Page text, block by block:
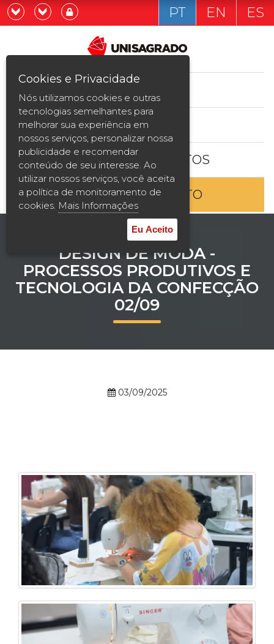
Graduação
Pós-graduação e MBA
Curta Duração
Vestibular
2ª Graduação
Transferência
Reingresso
Prouni
Desconto de pontualidade
Biblioteca
UATI
Já sou estudande
Quero ser estudante
PT EN ES
ESTUDE AQUI
BOLSAS E DESCONTOS
ENTRE EM CONTATO
DESIGN DE MODA -
PROCESSOS PRODUTIVOS E
TECNOLOGIA DA CONFECÇÃO
02/09
03/09/2025
Cookies e Privacidade
Nós utilizamos cookies e outras
tecnologias semelhantes para
melhorar sua experiência em
nossos serviços, personalizar nossa
publicidade e recomendar
conteúdo de seu interesse. Ao
utilizar nossos serviços, você aceita
a política de monitoramento de
cookies. Mais Informações
Eu Aceito